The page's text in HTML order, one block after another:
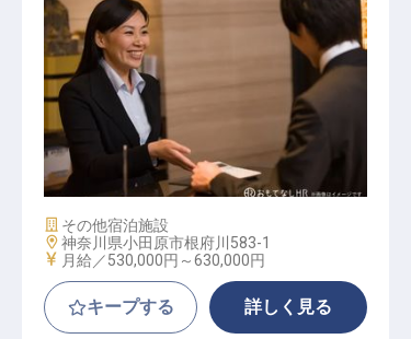
宿泊部門責任者
施設業態
その他宿泊施設
勤務地
神奈川県小田原市根府川583-1
給与
月給／530,000円～630,000円
キープする 詳しく見る